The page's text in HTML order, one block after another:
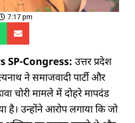
7:17 pm
SP-Congress: उत्तर प्रदेश
ने समाजवादी पार्टी और
चोरी मामले में दोहरे मापदंड
है। उन्होंने आरोप लगाया कि जो